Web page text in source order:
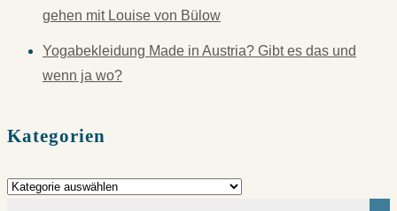
gehen mit Louise von Bülow
Yogabekleidung Made in Austria? Gibt es das und
wenn ja wo?
Kategorien
Kategorien